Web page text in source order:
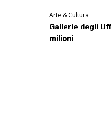
Arte & Cultura
Gallerie degli
milioni